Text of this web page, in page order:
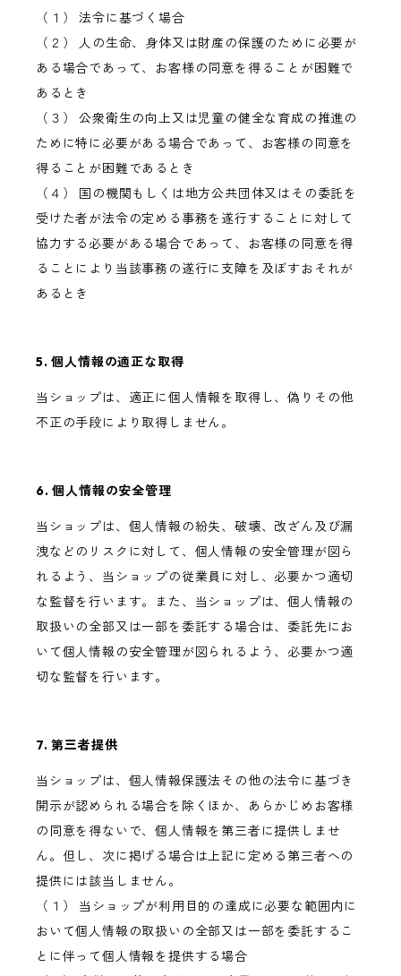
（１） 法令に基づく場合
（２） 人の生命、身体又は財産の保護のために必要が
ある場合であって、お客様の同意を得ることが困難で
あるとき
（３） 公衆衛生の向上又は児童の健全な育成の推進の
ために特に必要がある場合であって、お客様の同意を
得ることが困難であるとき
（４） 国の機関もしくは地方公共団体又はその委託を
受けた者が法令の定める事務を遂行することに対して
協力する必要がある場合であって、お客様の同意を得
ることにより当該事務の遂行に支障を及ぼすおそれが
あるとき
5. 個人情報の適正な取得
当ショップは、適正に個人情報を取得し、偽りその他
不正の手段により取得しません。
6. 個人情報の安全管理
当ショップは、個人情報の紛失、破壊、改ざん及び漏
洩などのリスクに対して、個人情報の安全管理が図ら
れるよう、当ショップの従業員に対し、必要かつ適切
な監督を行います。また、当ショップは、個人情報の
取扱いの全部又は一部を委託する場合は、委託先にお
いて個人情報の安全管理が図られるよう、必要かつ適
切な監督を行います。
7. 第三者提供
当ショップは、個人情報保護法その他の法令に基づき
開示が認められる場合を除くほか、あらかじめお客様
の同意を得ないで、個人情報を第三者に提供しませ
ん。但し、次に掲げる場合は上記に定める第三者への
提供には該当しません。
（１） 当ショップが利用目的の達成に必要な範囲内に
おいて個人情報の取扱いの全部又は一部を委託するこ
とに伴って個人情報を提供する場合